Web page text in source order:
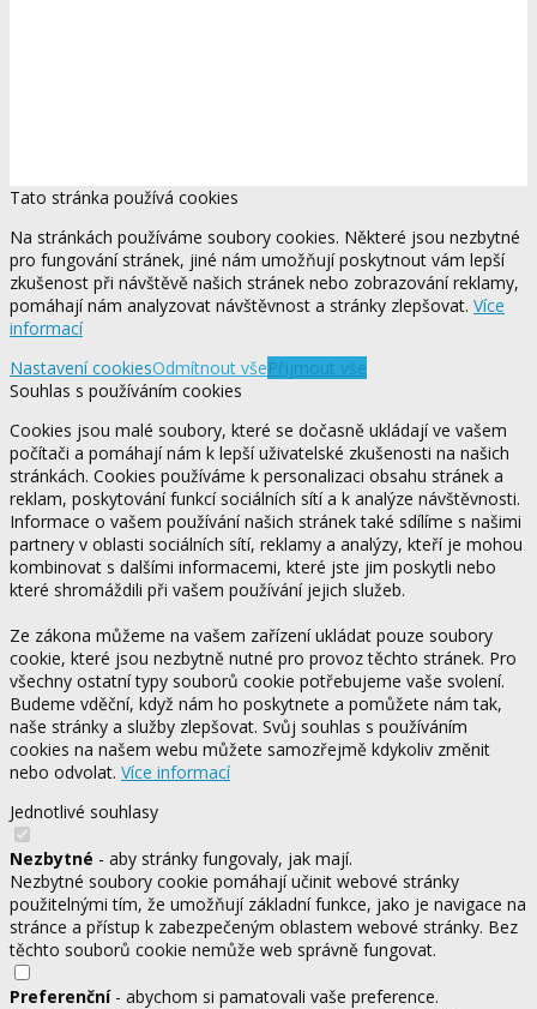
Tato stránka používá cookies
Na stránkách používáme soubory cookies. Některé jsou nezbytné
pro fungování stránek, jiné nám umožňují poskytnout vám lepší
zkušenost při návštěvě našich stránek nebo zobrazování reklamy,
pomáhají nám analyzovat návštěvnost a stránky zlepšovat. Více
informací
Nastavení cookiesOdmítnout všePřijmout vše
Souhlas s používáním cookies
Cookies jsou malé soubory, které se dočasně ukládají ve vašem
počítači a pomáhají nám k lepší uživatelské zkušenosti na našich
stránkách. Cookies používáme k personalizaci obsahu stránek a
reklam, poskytování funkcí sociálních sítí a k analýze návštěvnosti.
Informace o vašem používání našich stránek také sdílíme s našimi
partnery v oblasti sociálních sítí, reklamy a analýzy, kteří je mohou
kombinovat s dalšími informacemi, které jste jim poskytli nebo
které shromáždili při vašem používání jejich služeb.
Ze zákona můžeme na vašem zařízení ukládat pouze soubory
cookie, které jsou nezbytně nutné pro provoz těchto stránek. Pro
všechny ostatní typy souborů cookie potřebujeme vaše svolení.
Budeme vděční, když nám ho poskytnete a pomůžete nám tak,
naše stránky a služby zlepšovat. Svůj souhlas s používáním
cookies na našem webu můžete samozřejmě kdykoliv změnit
nebo odvolat. Více informací
Jednotlivé souhlasy
Nezbytné - aby stránky fungovaly, jak mají.
Nezbytné soubory cookie pomáhají učinit webové stránky
použitelnými tím, že umožňují základní funkce, jako je navigace na
stránce a přístup k zabezpečeným oblastem webové stránky. Bez
těchto souborů cookie nemůže web správně fungovat.
Preferenční- abychom si pamatovali vaše preference.